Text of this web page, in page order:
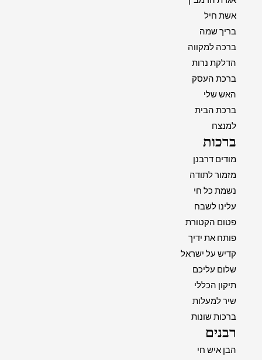
אשת חיל
בריך שמה
ברכה למקווה
הדלקת נרות
ברכת העסק
האש שלי
ברכת הבית
למנצח
ברכות
מודים דרבנן
מזמור לתודה
נשמת כל חי
עלינו לשבח
פטום הקטורת
פותח את ידיך
קדיש על ישראל
שלום עליכם
תיקון הכללי
שיר למעלות
ברכות שונות
רבנים
הבן איש חי